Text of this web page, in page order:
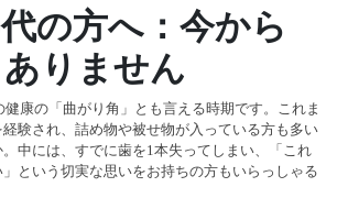
の方へ：今から
りません
康の「曲がり角」とも言える時期です。これま
験され、詰め物や被せ物が入っている方も多い
中には、すでに歯を1本失ってしまい、「これ
という切実な思いをお持ちの方もいらっしゃる